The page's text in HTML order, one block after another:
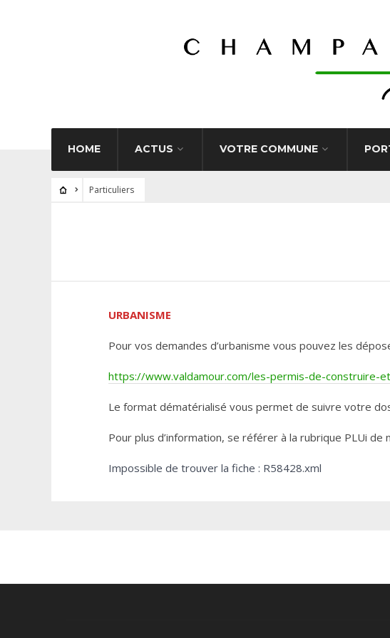
HOME ACTUS VOTRE COMMUNE
Particuliers
URBANISME
Pour vos demandes d’urbanisme vous pouvez les
https://www.valdamour.com/les-permis-de-construire-
Le format dématérialisé vous permet de suivre votre
Pour plus d’information, se référer à la rubrique PLUi
Impossible de trouver la fiche : R58428.xml